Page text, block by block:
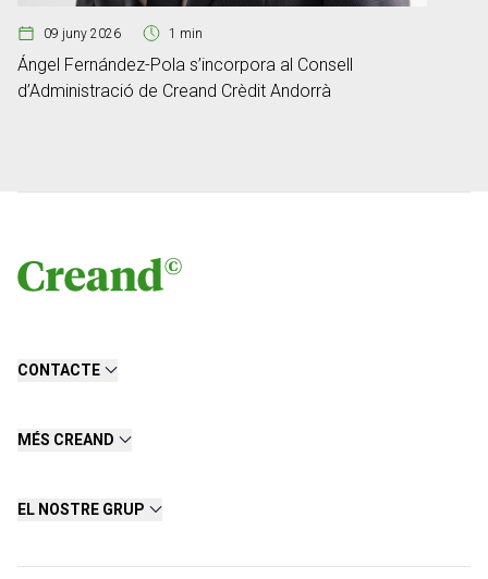
09 juny 2026 1 min
Ángel Fernández-Pola s’incorpora al Consell
d’Administració de Creand Crèdit Andorrà
CONTACTE
MÉS CREAND
EL NOSTRE GRUP